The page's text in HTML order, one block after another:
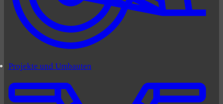
Projekte und Umbauten